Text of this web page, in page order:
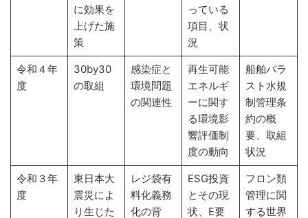
に効果を
上げた施
策
っている
項目、状
況
令和４年
度
30by30
の取組
感染症と
環境問題
の関連性
再生可能
エネルギ
ーに関す
る環境影
響評価制
度の動向
船舶バラ
スト水規
制管理条
約の概
要、取組
状況
令和３年
度
東日本大
震災によ
り生じた
レジ袋有
料化義務
化の背
ESG投資
とその現
状、E要
フロン類
管理に関
する世界